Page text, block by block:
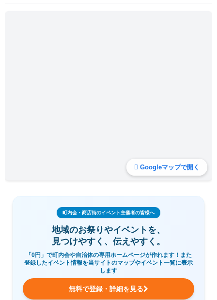
Googleマップで開く
町内会・商店街のイベント主催者の皆様へ
地域のお祭りやイベントを、
見つけやすく、伝えやすく。
「0円」で町内会や自治体の専用ホームページが作れます！また
登録したイベント情報を当サイトのマップやイベント一覧に表示
します
無料で登録・詳細を見る